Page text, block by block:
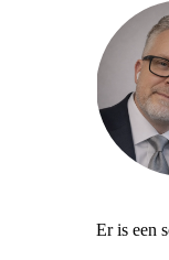
Er is een